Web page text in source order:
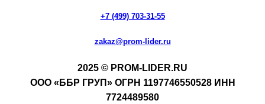
+7 (499) 703-31-55
zakaz@prom-lider.ru
2025 © PROM-LIDER.RU
ООО «ББР ГРУП» ОГРН 1197746550528 ИНН
7724489580